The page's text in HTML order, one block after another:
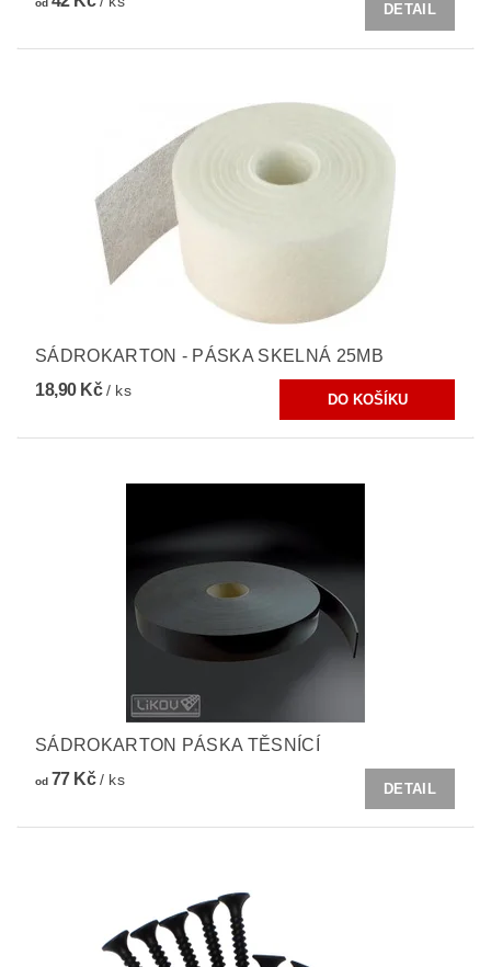
DETAIL
SÁDROKARTON - PÁSKA SKELNÁ 25MB
18,90 Kč/ ks
SÁDROKARTON PÁSKA TĚSNÍCÍ
od77 Kč/ ks
DETAIL